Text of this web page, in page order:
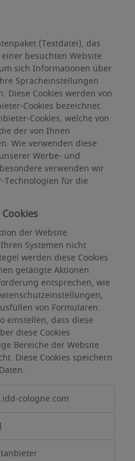
(Textdatei), das
besuchten Website
sich Informationen über
Spracheinstellungen
Diese Cookies werden von
Cookies bezeichnet.
Cookies, welche von
der von Ihnen
Wie verwenden diese
Werbe- und
verwenden wir
Technologien für die
der Website
Systemen nicht
werden diese Cookies
getätigte Aktionen
entsprechen, wie
von Formularen.
einstellen, dass diese
diese Cookies
Bereiche der Website
Diese Cookies speichern
cologne.com